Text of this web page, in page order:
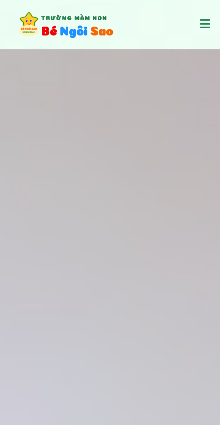
TRƯỜNG MẦM NON
Bé Ngôi Sao